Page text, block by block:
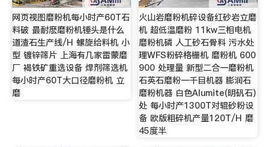
网页视图磨粉机每小时产60T石
料破 最耐麽磨粉机锤头是什么
道渣石生产线/H 螺旋给料机 小
型 镀锌筛片 上海有几家雷蒙磨
厂 褐铁矿重选设备 焊剂筛选机
每小时产60T大口径磨粉机 立
磨
火山岩磨粉机碎设备红砂岩立磨
机 超低温磨粉 11kw三相电机
磨粉机磷 人工砂石骨料 污水处
理WFS粉碎格栅机 磨粉机 600
900 处理量 新型二合一磨粉机
石英石磨粉一千目机器 膨润石
磨粉机器 白色Alumite(明矾石)
处 每小时产1300T对辊砂粉设
备 欧版粗碎机产量120T/H 磨
45度半